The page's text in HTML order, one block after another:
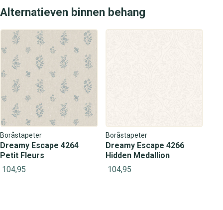
Alternatieven binnen behang
Boråstapeter
Dreamy Escape 4264
Petit Fleurs
104,95
Boråstapeter
Dreamy Escape 4266
Hidden Medallion
104,95